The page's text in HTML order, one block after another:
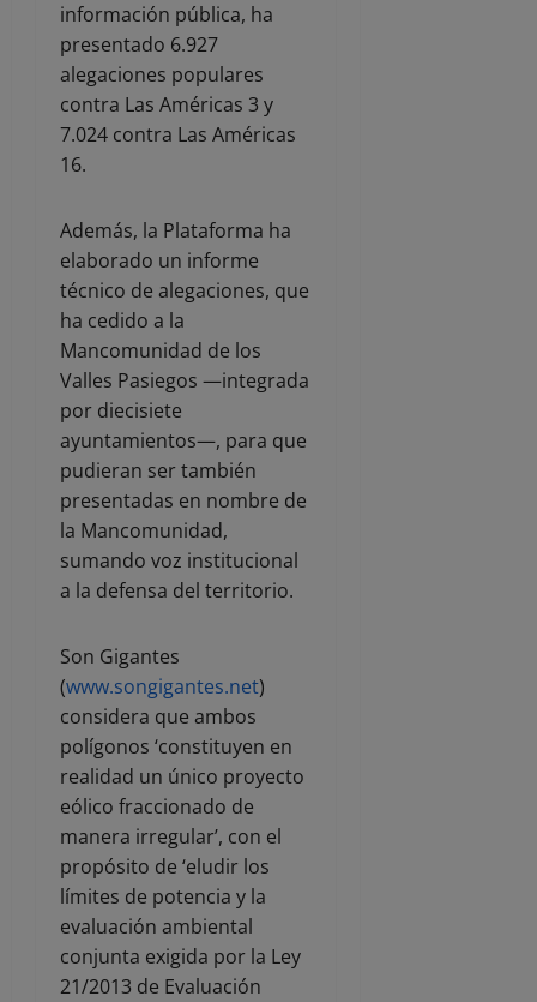
información pública, ha
presentado 6.927
alegaciones populares
contra Las Américas 3 y
7.024 contra Las Américas
16.
Además, la Plataforma ha
elaborado un informe
técnico de alegaciones, que
ha cedido a la
Mancomunidad de los
Valles Pasiegos —integrada
por diecisiete
ayuntamientos—, para que
pudieran ser también
presentadas en nombre de
la Mancomunidad,
sumando voz institucional
a la defensa del territorio.
Son Gigantes
(www.songigantes.net)
considera que ambos
polígonos ‘constituyen en
realidad un único proyecto
eólico fraccionado de
manera irregular’, con el
propósito de ‘eludir los
límites de potencia y la
evaluación ambiental
conjunta exigida por la Ley
21/2013 de Evaluación